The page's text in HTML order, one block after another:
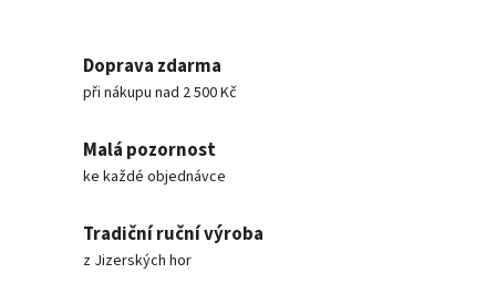
Doprava zdarma
při nákupu nad 2 500 Kč
Malá pozornost
ke každé objednávce
Tradiční ruční výroba
z Jizerských hor